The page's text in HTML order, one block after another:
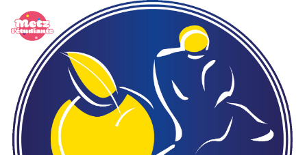
Panneau de gestion des cookies